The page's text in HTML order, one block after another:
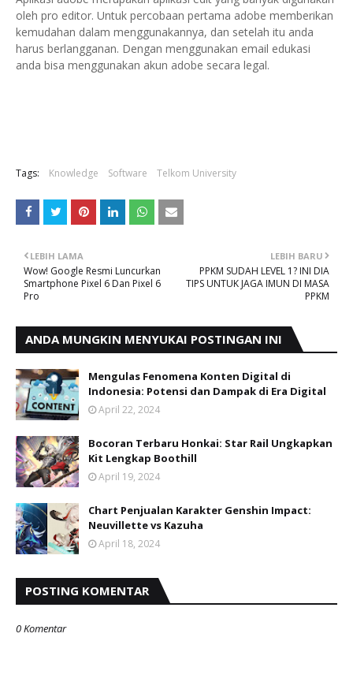
oleh pro editor. Untuk percobaan pertama adobe memberikan
kemudahan dalam menggunakannya, dan setelah itu anda
harus berlangganan. Dengan menggunakan email edukasi
anda bisa menggunakan akun adobe secara legal.
Tags: Knowledge Software Telkom University
LEBIH BARU
PPKM SUDAH LEVEL 1? INI DIA
TIPS UNTUK JAGA IMUN DI MASA
PPKM
LEBIH LAMA
Wow! Google Resmi Luncurkan
Smartphone Pixel 6 Dan Pixel 6
Pro
ANDA MUNGKIN MENYUKAI POSTINGAN INI
Mengulas Fenomena Konten Digital di
Indonesia: Potensi dan Dampak di Era Digital
April 22, 2024
Bocoran Terbaru Honkai: Star Rail Ungkapkan
Kit Lengkap Boothill
April 19, 2024
Chart Penjualan Karakter Genshin Impact:
Neuvillette vs Kazuha
April 18, 2024
POSTING KOMENTAR
0 Komentar